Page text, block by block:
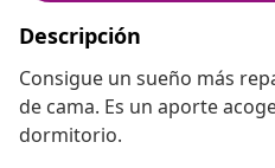
Descripción
Consigue un sueño más
de cama. Es un aporte
dormitorio.